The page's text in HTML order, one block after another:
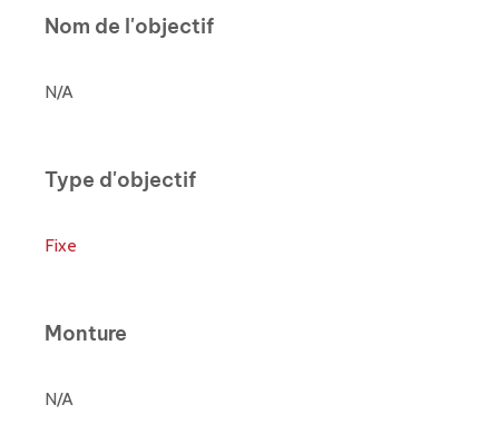
Nom de l'objectif
N/A
Type d'objectif
Fixe
Monture
N/A